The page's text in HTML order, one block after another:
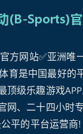
方网站✅亚洲唯
育是中国最好的
顶级乐趣游戏
网、二十四小时
平的平台运营商!